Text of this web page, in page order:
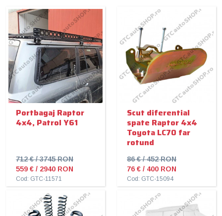
Portbagaj Raptor
4x4, Patrol Y61
712 € / 3745 RON
559 € / 2940 RON
Cod: GTC-11571
Scut diferential
spate Raptor 4x4
Toyota LC70 far
rotund
86 € / 452 RON
76 € / 400 RON
Cod: GTC-15094